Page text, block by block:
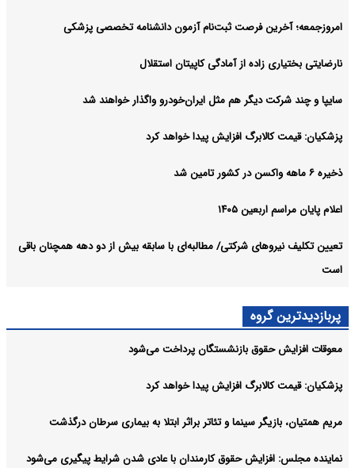
امروزجمعه؛ آخرین فرصت ثبت‌نام آزمون دانشنامه تخصصی پزشکی
نارضایتی بختیاری زاده از آمادگی کاپیتان استقلال
سایپا و چند شرکت دیگر هم مثل ایران‌خودرو واگذار خواهند شد
پزشکیان: قیمت کالابرگ افزایش پیدا خواهد کرد
ذخیره ۶ ماهه واکسن در کشور تامین شد
اعلام پایان مراسم اربعین ۱۴۰۵
تعیین تکلیف نیروهای شرکتی/ مطالبه‌ای با سابقه بیش از دو دهه همچنان باقی
است
پربازدیدترین گروه
معوقات افزایش حقوق بازنشستگان پرداخت می‌شود
پزشکیان: قیمت کالابرگ افزایش پیدا خواهد کرد
مریم همتیان، بازیگر سینما و تئاتر براثر ابتلا به بیماری سرطان درگذشت
نماینده مجلس: افزایش حقوق کارمندان با عادی شدن شرایط پیگیری می‌شود